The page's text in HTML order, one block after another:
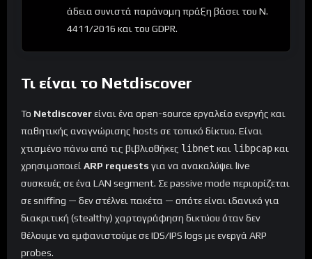
άδεια συνιστά παράνομη πράξη βάσει του Ν.
4411/2016 και του GDPR.
Τι είναι το Netdiscover
Το Netdiscoverείναι ένα open-source εργαλείο ενεργής και
παθητικής αναγνώρισης hosts σε τοπικό δίκτυο. Είναι
χτισμένο πάνω από τις βιβλιοθήκες libnet και libpcapκαι
χρησιμοποιεί ARP requests για να ανακαλύψει live
συσκευές σε ένα LAN segment. Σε passive mode περιορίζεται
σε sniffing — δεν στέλνει πακέτα — οπότε είναι ιδανικό για
διακριτική (stealthy) χαρτογράφηση δικτύου όταν δεν
θέλουμε να εμφανιστούμε σε IDS/IPS logs με ενεργά ARP
probes.